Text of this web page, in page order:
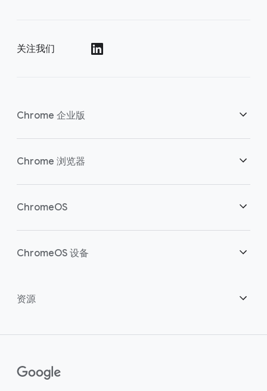
关注我们
Chrome 企业版
安全性
Chrome 浏览器
概述
ChromeOS
概述
联络中心
ChromeOS 设备
概述
设备
如何购买
资源
指南
()